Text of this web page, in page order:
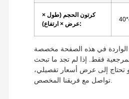
كرتون الحجم (طول ×
عرض × ارتفاع):
الواردة في هذه الصفحة مخصصة
فقط. إذا لم تجد ما تبحث
تحتاج إلى عرض أسعار تفصيلي،
تواصل مع فريقنا المخصص.